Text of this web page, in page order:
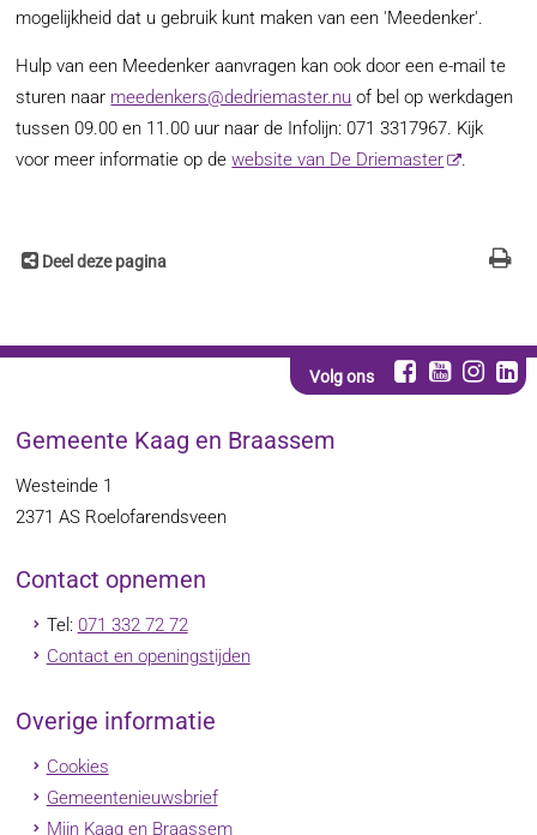
mogelijkheid dat u gebruik kunt maken van een 'Meedenker'.
Hulp van een Meedenker aanvragen kan ook door een e-mail te
sturen naar meedenkers@dedriemaster.nu of bel op werkdagen
tussen 09.00 en 11.00 uur naar de Infolijn: 071 3317967. Kijk
voor meer informatie op dewebsite van De Driemaster .
Deel deze pagina
Volg ons
Gemeente Kaag en Braassem
Westeinde 1
2371 AS Roelofarendsveen
Contact opnemen
Tel: 071 332 72 72
Contact en openingstijden
Overige informatie
Cookies
Gemeentenieuwsbrief
Mijn Kaag en Braassem